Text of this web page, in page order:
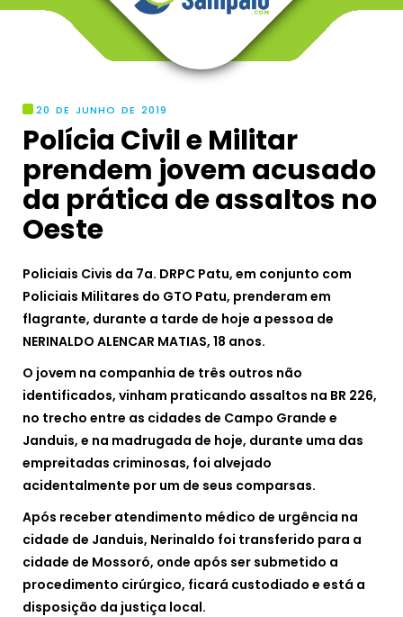
o
n
20 DE JUNHO DE 2019
Polícia Civil e Militar
prendem jovem acusado
da prática de assaltos no
Oeste
Policiais Civis da 7a. DRPC Patu, em conjunto com
Policiais Militares do GTO Patu, prenderam em
flagrante, durante a tarde de hoje a pessoa de
NERINALDO ALENCAR MATIAS, 18 anos.
O jovem na companhia de três outros não
identificados, vinham praticando assaltos na BR 226,
no trecho entre as cidades de Campo Grande e
Janduis, e na madrugada de hoje, durante uma das
empreitadas criminosas, foi alvejado
acidentalmente por um de seus comparsas.
Após receber atendimento médico de urgência na
cidade de Janduis, Nerinaldo foi transferido para a
cidade de Mossoró, onde após ser submetido a
procedimento cirúrgico, ficará custodiado e está a
disposição da justiça local.